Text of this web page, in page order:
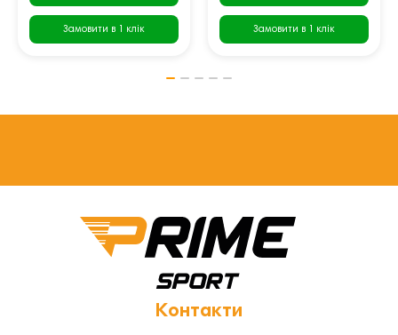
Замовити в 1 клік Замовити в 1 клік
Контакти